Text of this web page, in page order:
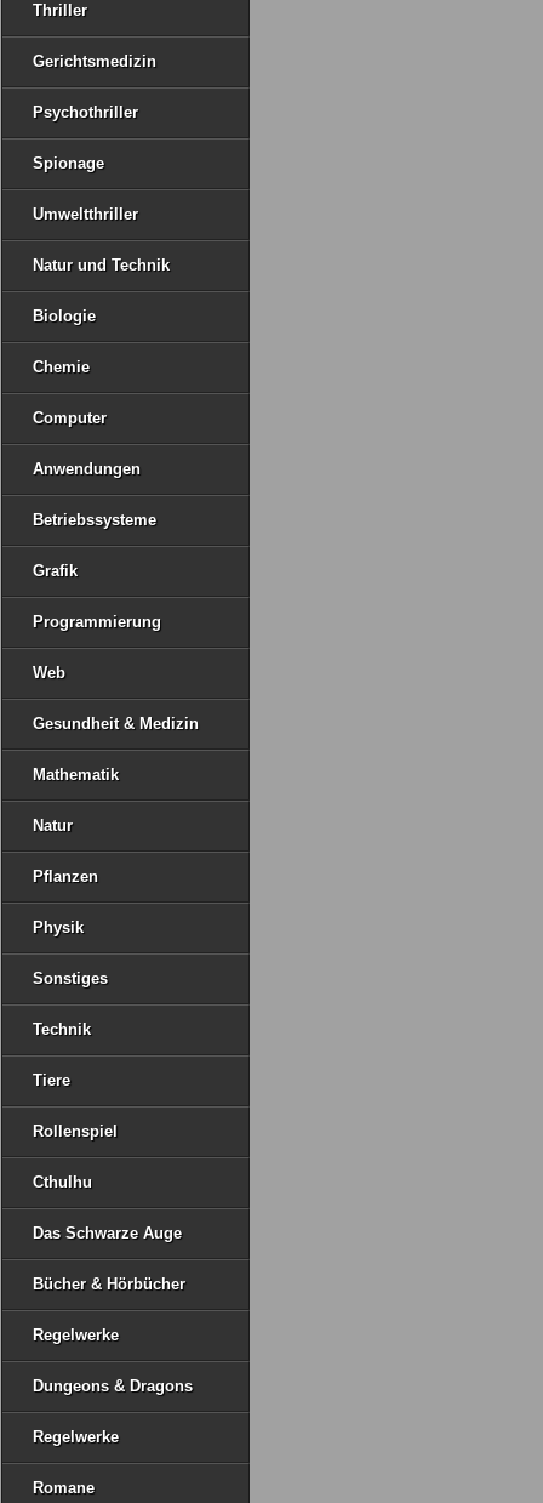
Thriller
Gerichtsmedizin
Psychothriller
Spionage
Umweltthriller
Natur und Technik
Biologie
Chemie
Computer
Anwendungen
Betriebssysteme
Grafik
Programmierung
Web
Gesundheit & Medizin
Mathematik
Natur
Pflanzen
Physik
Sonstiges
Technik
Tiere
Rollenspiel
Cthulhu
Das Schwarze Auge
Bücher & Hörbücher
Regelwerke
Dungeons & Dragons
Regelwerke
Romane